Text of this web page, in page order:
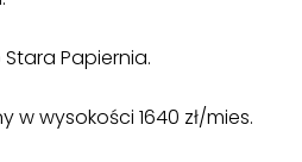
Papiernia.
wysokości 1640 zł/mies.